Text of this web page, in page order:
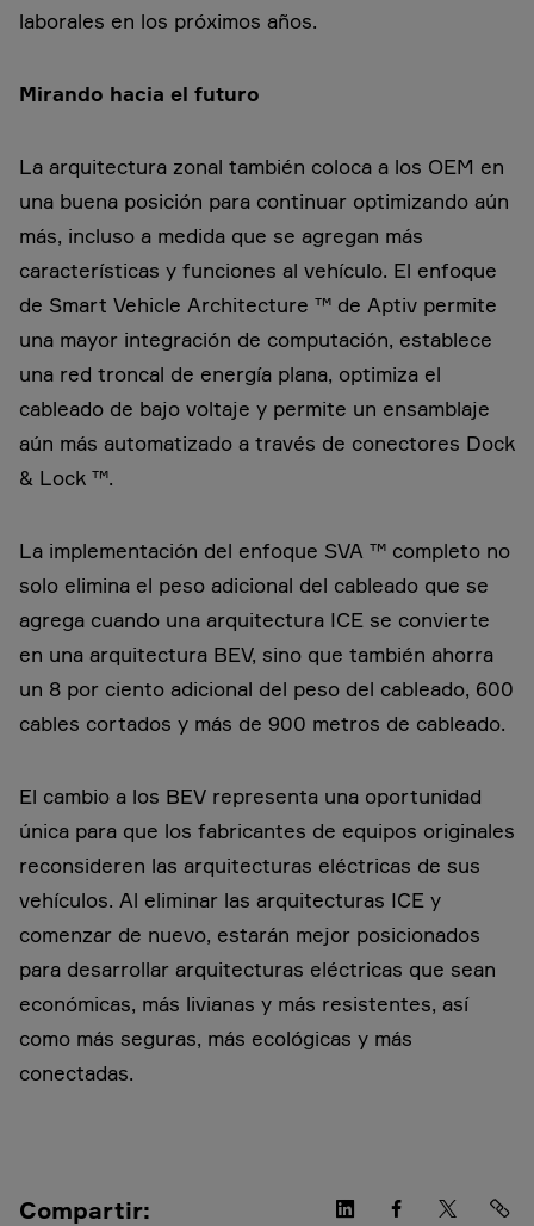
laborales en los próximos años.
Mirando hacia el futuro
La arquitectura zonal también coloca a los OEM en
una buena posición para continuar optimizando aún
más, incluso a medida que se agregan más
características y funciones al vehículo. El enfoque
de Smart Vehicle Architecture ™ de Aptiv permite
una mayor integración de computación, establece
una red troncal de energía plana, optimiza el
cableado de bajo voltaje y permite un ensamblaje
aún más automatizado a través de conectores Dock
& Lock ™.
La implementación del enfoque SVA ™ completo no
solo elimina el peso adicional del cableado que se
agrega cuando una arquitectura ICE se convierte
en una arquitectura BEV, sino que también ahorra
un 8 por ciento adicional del peso del cableado, 600
cables cortados y más de 900 metros de cableado.
El cambio a los BEV representa una oportunidad
única para que los fabricantes de equipos originales
reconsideren las arquitecturas eléctricas de sus
vehículos. Al eliminar las arquitecturas ICE y
comenzar de nuevo, estarán mejor posicionados
para desarrollar arquitecturas eléctricas que sean
económicas, más livianas y más resistentes, así
como más seguras, más ecológicas y más
conectadas.
Compartir: